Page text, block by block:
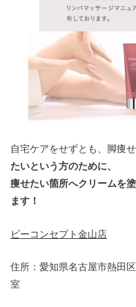
自宅ケアをせずとも、脚痩
たいという方のために、
痩せたい箇所へクリームを
ます！
ビーコンセプト金山店
住所：愛知県名古屋市熱田
室